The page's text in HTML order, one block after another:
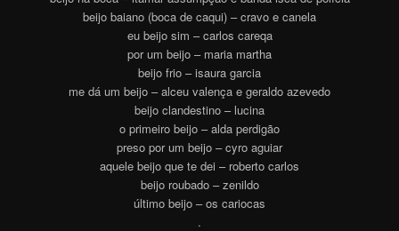
beijo baiano (boca de caqui) – cravo e canela
eu beijo sim – carlos careqa
por um beijo – maria martha
beijo frio – isaura garcia
me dá um beijo – alceu valença e geraldo azevedo
beijo clandestino – lucina
o primeiro beijo – alda perdigão
preso por um beijo – cyro aguiar
aquele beijo que te dei – roberto carlos
beijo roubado – zenildo
último beijo – os cariocas
.